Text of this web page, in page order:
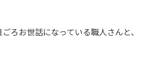
ごろお世話になっている職人さんと、